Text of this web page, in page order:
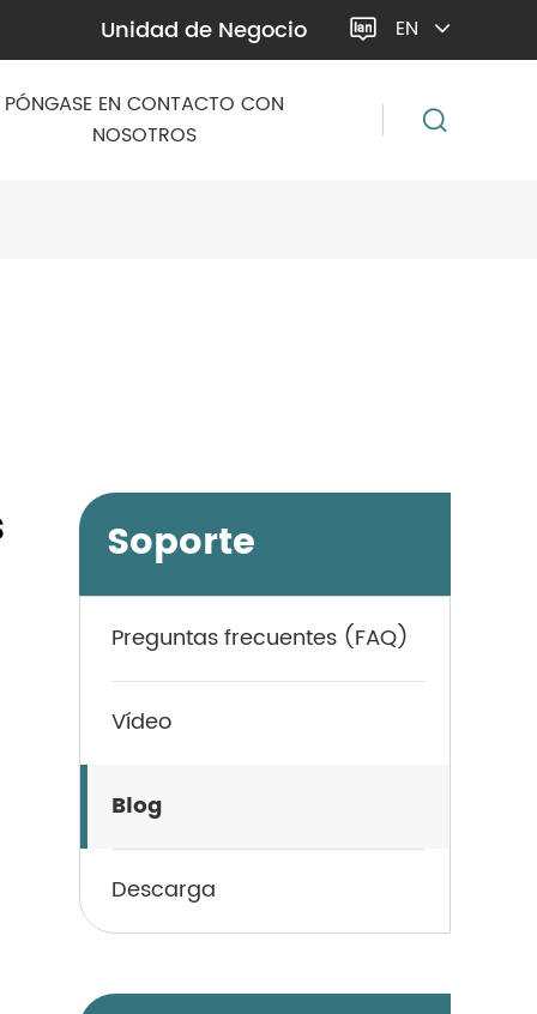
Unidad de Negocio  EN
PÓNGASE EN CONTACTO CON
NOSOTROS
Soporte
Preguntas frecuentes (FAQ)
Vídeo
Blog
Descarga